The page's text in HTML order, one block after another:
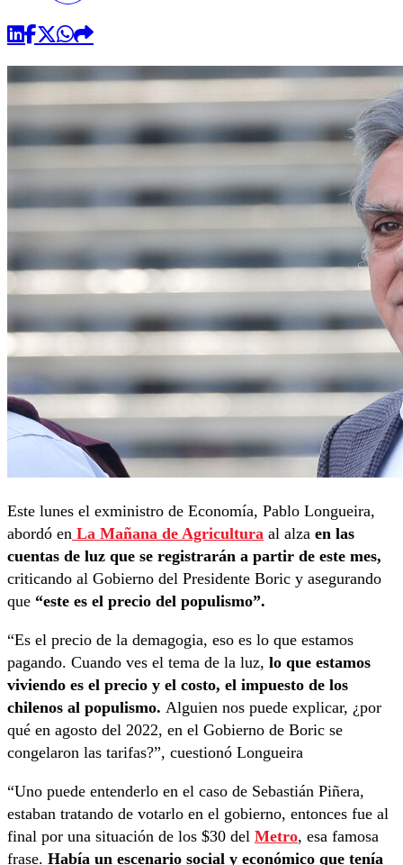
Este lunes el exministro de Economía, Pablo Longueira,
abordó en La Mañana de Agricultura al alza en las
cuentas de luz que se registrarán a partir de este mes,
criticando al Gobierno del Presidente Boric y asegurando
que “este es el precio del populismo”.
“Es el precio de la demagogia, eso es lo que estamos
pagando. Cuando ves el tema de la luz, lo que estamos
viviendo es el precio y el costo, el impuesto de los
chilenos al populismo. Alguien nos puede explicar, ¿por
qué en agosto del 2022, en el Gobierno de Boric se
congelaron las tarifas?”, cuestionó Longueira
“Uno puede entenderlo en el caso de Sebastián Piñera,
estaban tratando de votarlo en el gobierno, entonces fue al
final por una situación de los $30 del Metro, esa famosa
frase. Había un escenario social y económico que tenía